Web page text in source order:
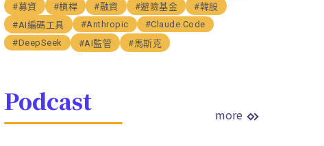
#募資
#槓桿 #融資 #避險基金
#韓股
#AI編碼工具
#Anthropic
#Claude Code
#DeepSeek
#AI監管 #馬斯克
Podcast more